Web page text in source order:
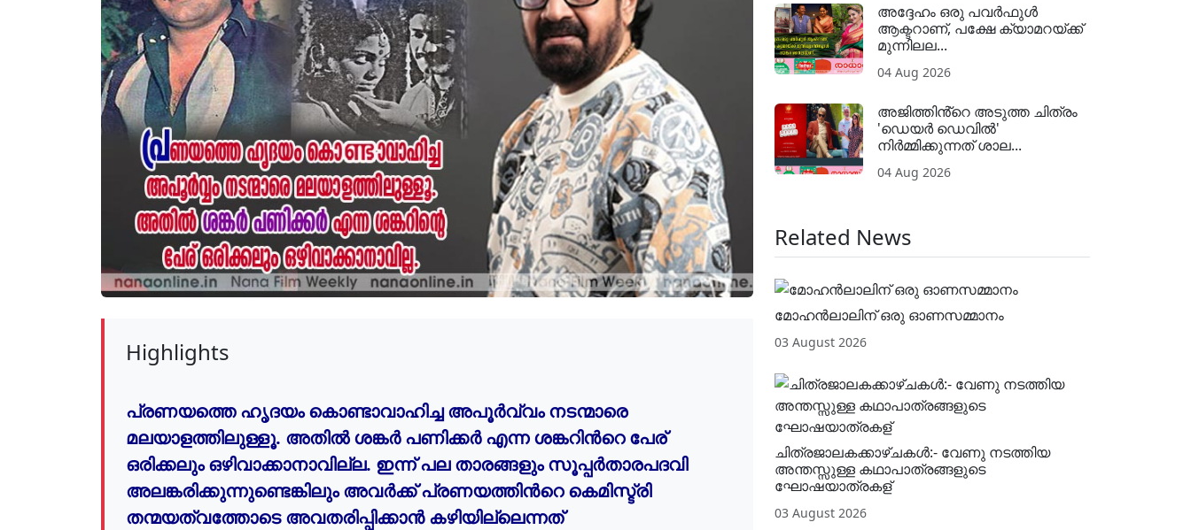
Highlights
പ്രണയത്തെ ഹൃദയം കൊണ്ടാവാഹിച്ച അപൂര്വ്വം നടന്മാരെ
മലയാളത്തിലുള്ളൂ. അതില് ശങ്കര് പണിക്കര് എന്ന ശങ്കറിന്റെ പേര്
ഒരിക്കലും ഒഴിവാക്കാനാവില്ല. ഇന്ന് പല താരങ്ങളും സൂപ്പര്താരപദവി
അലങ്കരിക്കുന്നുണ്ടെങ്കിലും അവര്ക്ക് പ്രണയത്തിന്റെ കെമിസ്ട്രി
തന്മയത്വത്തോടെ അവതരിപ്പിക്കാന് കഴിയില്ലെന്നത്
അദ്ദേഹം ഒരു പവര്‍ഫുള്‍
ആക്ടറാണ്, പക്ഷേ ക്യാമറയ്ക്ക്
മുന്നിലല...
04 Aug 2026
അജിത്തിൻ്റെ അടുത്ത ചിത്രം
'ഡെയർ ഡെവിൽ'
നിർമ്മിക്കുന്നത് ശാല...
04 Aug 2026
Related News
മോഹന്‍ലാലിന് ഒരു ഓണസമ്മാനം
03 August 2026
ചിത്രജാലകക്കാഴ്ചകള്‍:- വേണു നടത്തിയ
അന്തസ്സുള്ള കഥാപാത്രങ്ങളുടെ
ഘോഷയാത്രകള്
03 August 2026